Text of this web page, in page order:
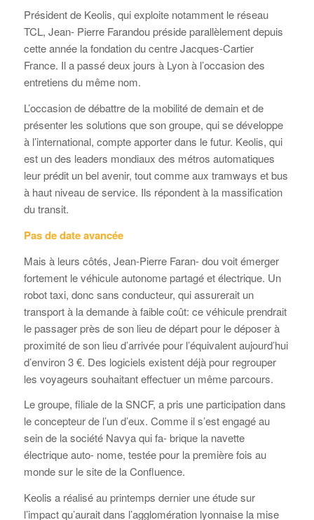
Président de Keolis, qui exploite notamment le réseau
TCL, Jean- Pierre Farandou préside parallèlement depuis
cette année la fondation du centre Jacques-Cartier
France. Il a passé deux jours à Lyon à l’occasion des
entretiens du même nom.
L’occasion de débattre de la mobilité de demain et de
présenter les solutions que son groupe, qui se développe
à l’international, compte apporter dans le futur. Keolis, qui
est un des leaders mondiaux des métros automatiques
leur prédit un bel avenir, tout comme aux tramways et bus
à haut niveau de service. Ils répondent à la massification
du transit.
Pas de date avancée
Mais à leurs côtés, Jean-Pierre Faran- dou voit émerger
fortement le véhicule autonome partagé et électrique. Un
robot taxi, donc sans conducteur, qui assurerait un
transport à la demande à faible coût: ce véhicule prendrait
le passager près de son lieu de départ pour le déposer à
proximité de son lieu d’arrivée pour l’équivalent aujourd’hui
d’environ 3 €. Des logiciels existent déjà pour regrouper
les voyageurs souhaitant effectuer un même parcours.
Le groupe, filiale de la SNCF, a pris une participation dans
le concepteur de l’un d’eux. Comme il s’est engagé au
sein de la société Navya qui fa- brique la navette
électrique auto- nome, testée pour la première fois au
monde sur le site de la Confluence.
Keolis a réalisé au printemps dernier une étude sur
l’impact qu’aurait dans l’agglomération lyonnaise la mise